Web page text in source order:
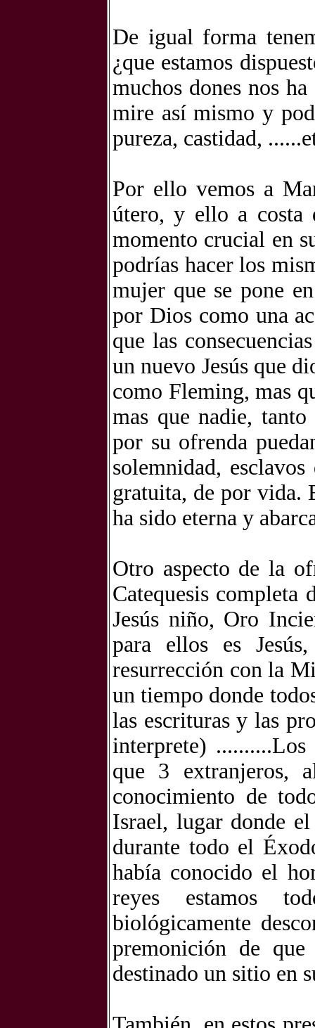
De igual forma
¿que estamos
muchos dones nos
mire así mismo y
pureza, castidad,
Por ello vemos a
útero, y ello a costa
momento crucial en
podrías hacer los
mujer que se pone
por Dios como una
que las
un nuevo Jesús que
como Fleming, mas
mas que nadie,
por su ofrenda
solemnidad,
gratuita, de por vida.
ha sido eterna y
Otro aspecto de la
Catequesis completa
Jesús niño, Oro
para ellos es
resurrección con la
un tiempo donde
las escrituras y las
interprete)
que 3 extranjeros,
conocimiento de
Israel, lugar donde
durante todo el
había conocido el
reyes estamos
biológicamente
premonición de
destinado un sitio en